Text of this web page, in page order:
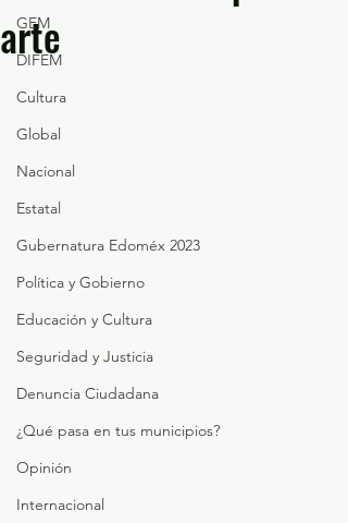
GEM
DIFEM
Cultura
Global
Nacional
Estatal
Gubernatura Edoméx 2023
Política y Gobierno
Educación y Cultura
Seguridad y Justicia
Denuncia Ciudadana
¿Qué pasa en tus municipios?
Opinión
Internacional
arte